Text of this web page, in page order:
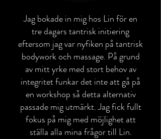
Jag bokade in mig hos Lin för en
tre dagars tantrisk initiering
eftersom jag var nyfiken på tantrisk
bodywork och massage. På grund
av mitt yrke med stort behov av
integritet funkar det inte att gå på
en workshop så detta alternativ
passade mig utmärkt. Jag fick fullt
fokus på mig med möjlighet att
ställa alla mina frågor till Lin.